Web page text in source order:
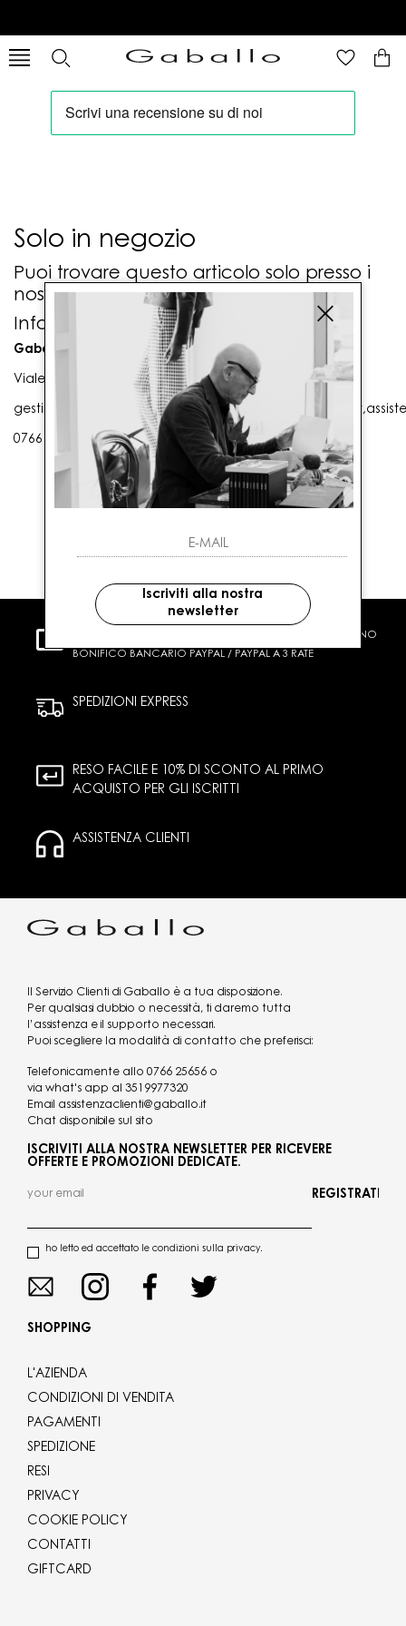
Solo in negozio
Puoi trovare questo articolo solo presso i
nostri punti vendita:
Info contatti
Gaballo Mario srl
Viale G. Matteotti n. 23 00053 Civitavecchia (RM)
0766 25656
CARTA DI CREDITO CONTRASSEGNO
BONIFICO BANCARIO PAYPAL / PAYPAL A 3 RATE
SPEDIZIONI EXPRESS
RESO FACILE E 10% DI SCONTO AL PRIMO
ACQUISTO PER GLI ISCRITTI
ASSISTENZA CLIENTI
Il Servizio Clienti di Gaballo è a tua disposizione.
Per qualsiasi dubbio o necessità, ti daremo tutta
l’assistenza e il supporto necessari.
Puoi scegliere la modalità di contatto che preferisci:
Telefonicamente allo 0766 25656 o
via what's app al 3519977320
Email assistenzaclienti@gaballo.it
Chat disponibile sul sito
ISCRIVITI ALLA NOSTRA NEWSLETTER PER RICEVERE
OFFERTE E PROMOZIONI DEDICATE.
ho letto ed accettato le condizioni sulla privacy.
REGISTRATI
SHOPPING
L'AZIENDA
CONDIZIONI DI VENDITA
PAGAMENTI
SPEDIZIONE
RESI
PRIVACY
COOKIE POLICY
CONTATTI
GIFTCARD
Iscriviti alla nostra
newsletter